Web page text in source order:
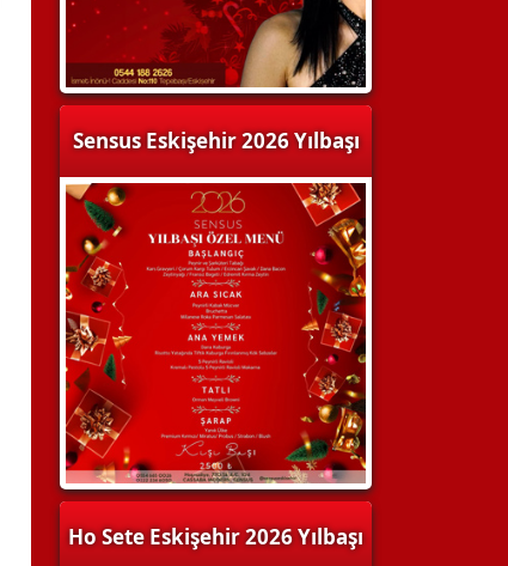
Sensus Eskişehir 2026 Yılbaşı
Ho Sete Eskişehir 2026 Yılbaşı